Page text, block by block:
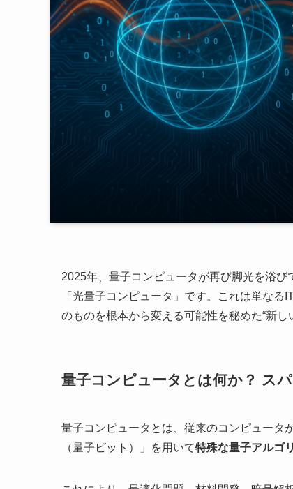
2025年、量子コンピュータが再び脚光を浴
「光量子コンピュータ」です。これは単な
のものを根本から変える可能性を秘めた“新し
量子コンピュータとは何か？ ス
量子コンピュータとは、従来のコンピュータ
（量子ビット）」を用いて特殊な量子アルゴ